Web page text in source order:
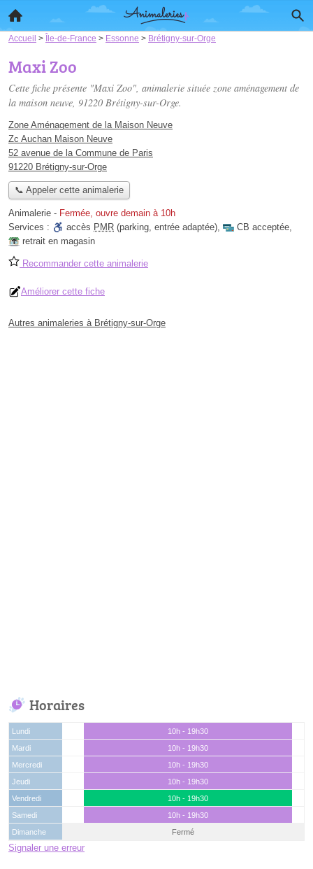
Accueil > Île-de-France > Essonne > Brétigny-sur-Orge
Maxi Zoo
Cette fiche présente "Maxi Zoo", animalerie située zone aménagement de
la maison neuve, 91220 Brétigny-sur-Orge.
Zone Aménagement de la Maison Neuve
Zc Auchan Maison Neuve
52 avenue de la Commune de Paris
91220 Brétigny-sur-Orge
📞 Appeler cette animalerie
Animalerie - Fermée, ouvre demain à 10h
Services :
accès PMR (parking, entrée adaptée), CB acceptée,
retrait en magasin
Recommander cette animalerie
Améliorer cette fiche
Autres animaleries à Brétigny-sur-Orge
Horaires
Lundi
10h - 19h30
Mardi
10h - 19h30
Mercredi
10h - 19h30
Jeudi
10h - 19h30
Vendredi
10h - 19h30
Samedi
10h - 19h30
Dimanche
Fermé
Signaler une erreur